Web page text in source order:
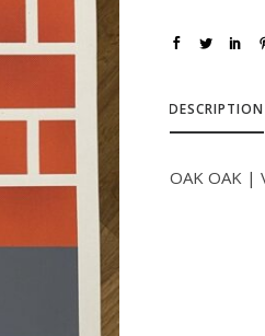
DESCRIPTION
OAK OAK |